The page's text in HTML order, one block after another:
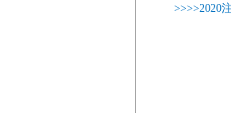
>>>>2020